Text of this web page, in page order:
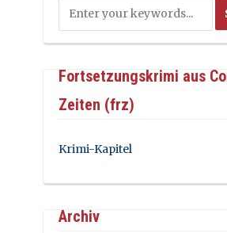
Fortsetzungskrimi aus
Zeiten (frz)
Krimi-Kapitel
Archiv